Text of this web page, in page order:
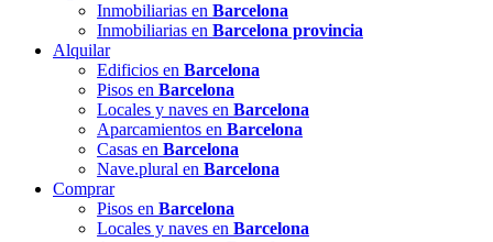
Inmobiliarias en Barcelona
Inmobiliarias en Barcelona provincia
Alquilar
Edificios en Barcelona
Pisos en Barcelona
Locales y naves en Barcelona
Aparcamientos en Barcelona
Casas en Barcelona
Nave.plural en Barcelona
Comprar
Pisos en Barcelona
Locales y naves en Barcelona